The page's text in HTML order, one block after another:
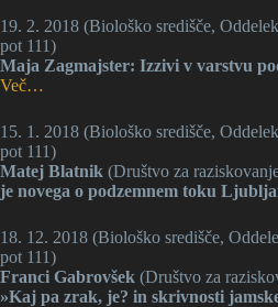
19. 2. 2018 (Biološko središče,
pot 111)
Maja Zagmajster: Izzivi v varstvu
Več…
15. 1. 2018 (Biološko središče,
pot 111)
Matej Blatnik (Društvo za
je novega o podzemnem toku
18. 12. 2018 (Biološko središče,
pot 111)
Franci Gabrovšek (Društvo za
»Kaj pa zrak, je? in skrivnosti